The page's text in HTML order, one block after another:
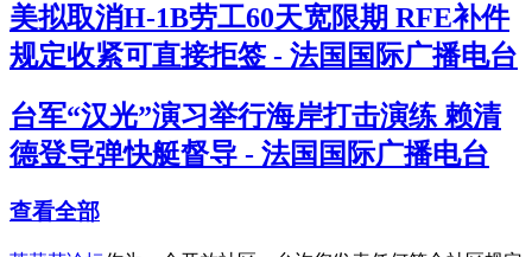
美拟取消H-1B劳工60天宽限期 RFE补件
规定收紧可直接拒签 - 法国国际广播电台
台军“汉光”演习举行海岸打击演练 赖清
德登导弹快艇督导 - 法国国际广播电台
查看全部